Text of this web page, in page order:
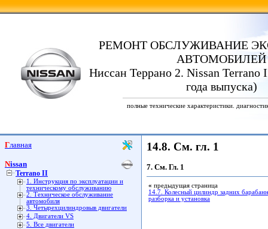
РЕМОНТ ОБСЛУЖИВАНИЕ
АВТОМОБИЛЕЙ
Ниссан Террано 2. Nissan Terrano
года выпуска)
полные технические характеристики.
Главная
Nissan
Terrano II
1. Инструкция по эксплуатации и
техническому обслуживанию
2. Техническое обслуживание
автомобиля
3. Четырехцилиндровыв двигатели
4. Двигатели VS
5. Все двигатели
14.8. См. гл. 1
7. См. Гл. 1
« предыдущая страница
14.7. Колесный цилиндр задних
разборка и установка